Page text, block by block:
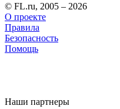
© FL.ru, 2005 – 2026
О проекте
Правила
Безопасность
Помощь
Наши партнеры